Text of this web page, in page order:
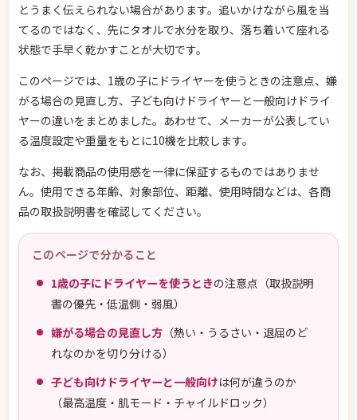
とうまく伝えられない場合があります。追いかけながら風を当
てるのではなく、先にタオルで水分を取り、落ち着いて座れる
状態で手早く乾かすことが大切です。
このページでは、1歳の子にドライヤーを使うときの注意点、嫌
がる場合の見直し方、子ども向けドライヤーと一般向けドライ
ヤーの違いをまとめました。あわせて、メーカーが公表してい
る温度設定や重量をもとに10機を比較します。
なお、掲載商品の使用感を一律に保証するものではありませ
ん。使用できる年齢、対象部位、距離、使用時間などは、各商
品の取扱説明書を確認してください。
このページで分かること
1歳の子にドライヤーを使うときの注意点（取扱説明
書の優先・低温側・弱風）
嫌がる場合の見直し方 （熱い・うるさい・退屈のど
れなのかを切り分ける）
子ども向けドライヤーと一般向けは何が違うのか
（最高温度・肌モード・チャイルドロック）